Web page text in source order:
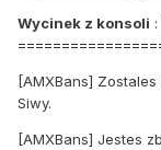
Wycinek z konsoli
[AMXBans]
Siwy.
[AMXBans] Jestes